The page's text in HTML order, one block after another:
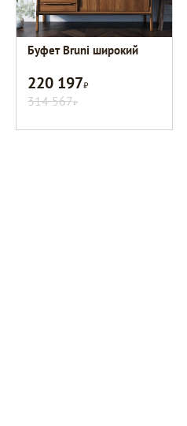
Буфет Bruni широкий
220 197Р
314 567Р